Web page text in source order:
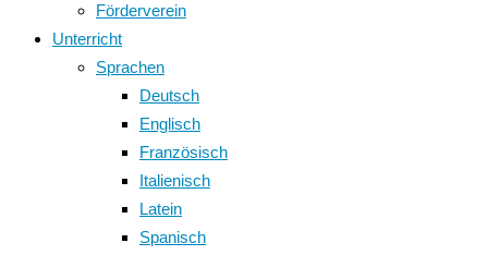
Förderverein
Unterricht
Sprachen
Deutsch
Englisch
Französisch
Italienisch
Latein
Spanisch